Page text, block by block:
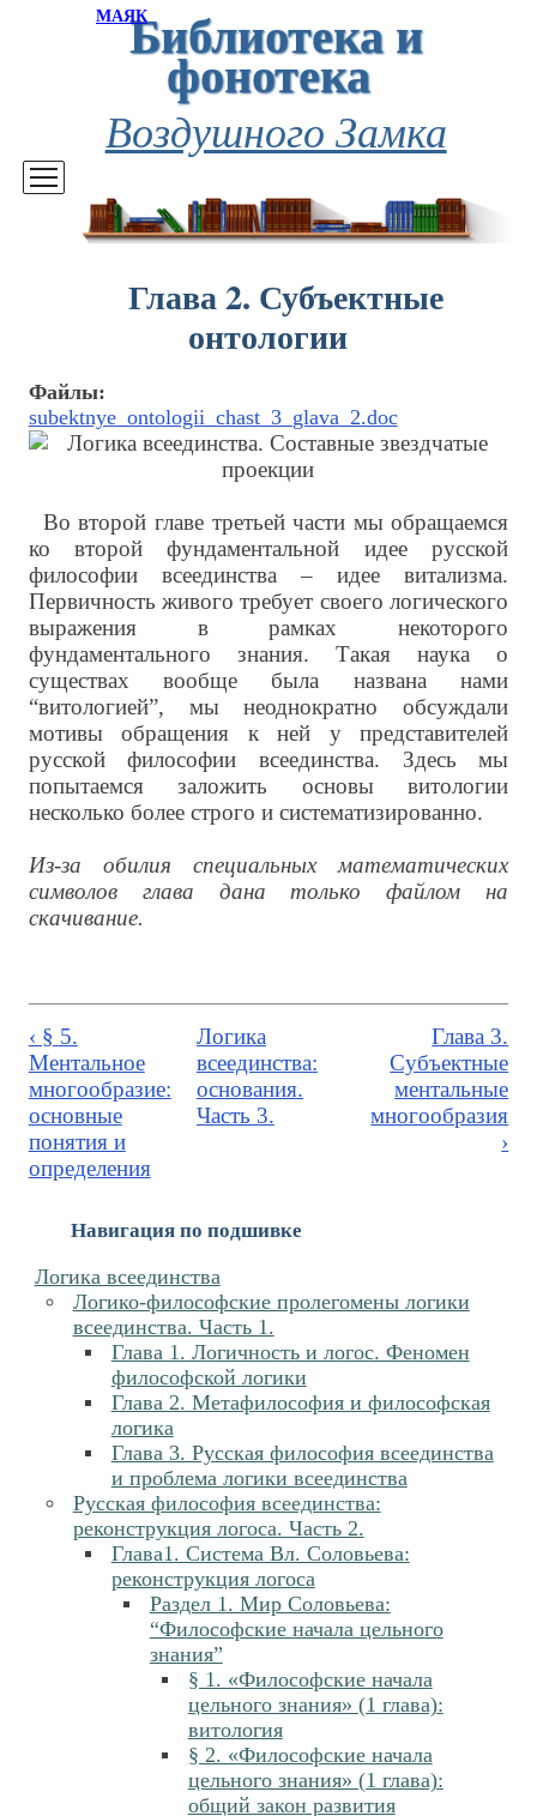
МАЯКБиблиотека и
фонотека
Воздушного Замка
Навигация по подшивке
Логика всеединства
Логико-философские пролегомены логики
всеединства. Часть 1.
Глава 1. Логичность и логос. Феномен
философской логики
Глава 2. Метафилософия и философская
логика
Глава 3. Русская философия всеединства
и проблема логики всеединства
Русская философия всеединства:
реконструкция логоса. Часть 2.
Глава1. Система Вл. Соловьева:
реконструкция логоса
Раздел 1. Мир Соловьева:
“Философские начала цельного
знания”
§ 1. «Философские начала
цельного знания» (1 глава):
витология
§ 2. «Философские начала
цельного знания» (1 глава):
общий закон развития
Глава 2. Субъектные
онтологии
Файлы:
subektnye_ontologii_chast_3_glava_2.doc
Во второй главе третьей части мы обращаемся
ко второй фундаментальной идее русской
философии всеединства – идее витализма.
Первичность живого требует своего логического
выражения в рамках некоторого
фундаментального знания. Такая наука о
существах вообще была названа нами
“витологией”, мы неоднократно обсуждали
мотивы обращения к ней у представителей
русской философии всеединства. Здесь мы
попытаемся заложить основы витологии
несколько более строго и систематизированно.
Из-за обилия специальных математических
символов глава дана только файлом на
скачивание.
‹ § 5.
Ментальное
многообразие:
основные
понятия и
определения
Логика
всеединства:
основания.
Часть 3.
Глава 3.
Субъектные
ментальные
многообразия
›